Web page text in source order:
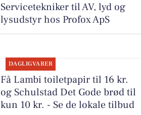
Servicetekniker til AV, lyd og
lysudstyr hos Profox ApS
DAGLIGVARER
Få Lambi toiletpapir til 16 kr.
og Schulstad Det Gode brød til
kun 10 kr. - Se de lokale tilbud